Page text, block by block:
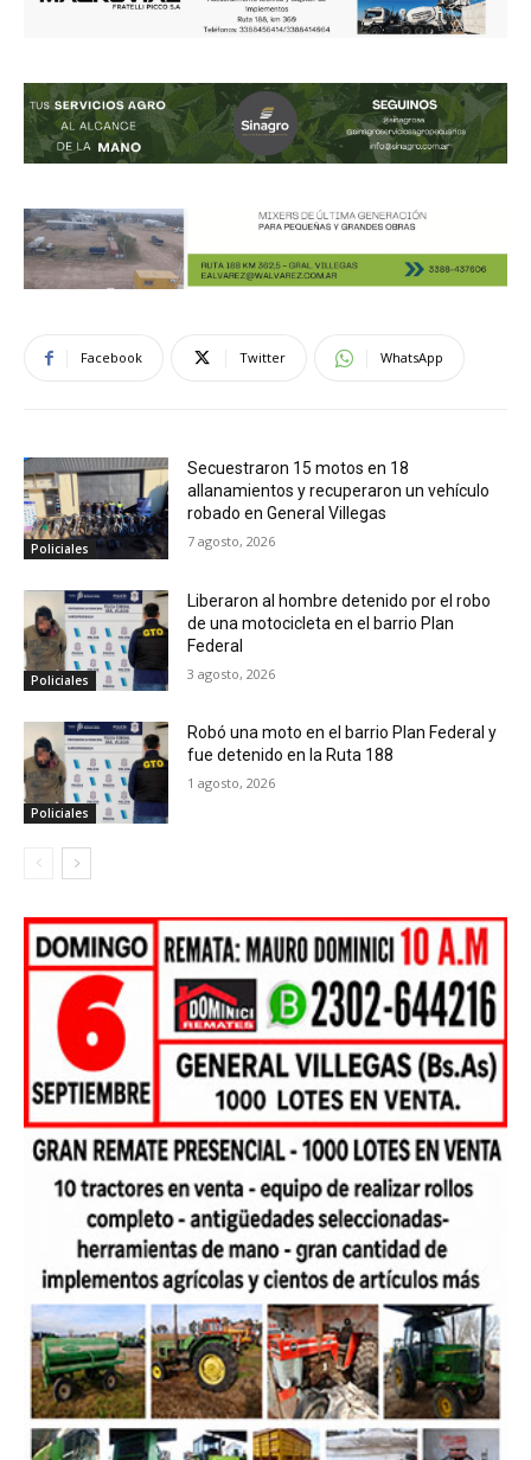
Facebook Twitter WhatsApp
Policiales
Secuestraron 15 motos en 18
allanamientos y recuperaron un vehículo
robado en General Villegas
7 agosto, 2026
Policiales
Liberaron al hombre detenido por el robo
de una motocicleta en el barrio Plan
Federal
3 agosto, 2026
Policiales
Robó una moto en el barrio Plan Federal y
fue detenido en la Ruta 188
1 agosto, 2026